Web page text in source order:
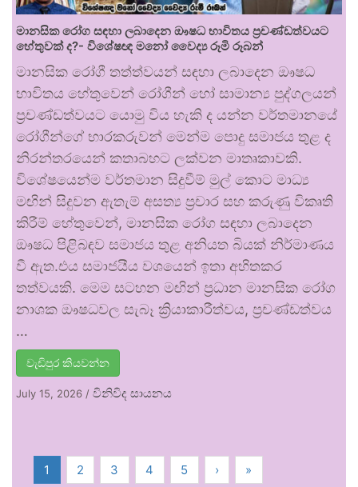
මානසික රෝග සඳහා ලබාදෙන ඖෂධ භාවිතය ප්‍රචණ්ඩත්වයට
හේතුවක් ද?- විශේෂඥ මනෝ වෛද්‍ය රූමි රූබන්
මානසික රෝගී තත්ත්වයන් සඳහා ලබාදෙන ඖෂධ
භාවිතය හේතුවෙන් රෝගීන් හෝ සාමාන්‍ය පුද්ගලයන්
ප්‍රචණ්ඩත්වයට යොමු විය හැකි ද යන්න වර්තමානයේ
රෝගීන්ගේ භාරකරුවන් මෙන්ම පොදු සමාජය තුළ ද
නිරන්තරයෙන් කතාබහට ලක්වන මාතෘකාවකි.
විශේෂයෙන්ම වර්තමාන සිදුවීම් මුල් කොට මාධ්‍ය
මඟින් සිදුවන ඇතැම් අසත්‍ය ප්‍රචාර සහ කරුණු විකෘති
කිරීම් හේතුවෙන්, මානසික රෝග සඳහා ලබාදෙන
ඖෂධ පිළිබඳව සමාජය තුළ අනියත බියක් නිර්මාණය
වී ඇත.එය සමාජයීය වශයෙන් ඉතා අහිතකර
තත්වයකි. මෙම සටහන මඟින් ප්‍රධාන මානසික රෝග
නාශක ඖෂධවල සැබෑ ක්‍රියාකාරීත්වය, ප්‍රචණ්ඩත්වය
…
වැඩිපුර කියවන්න
July 15, 2026 / විනිවිද සායනය
1 2 3 4 5 › »